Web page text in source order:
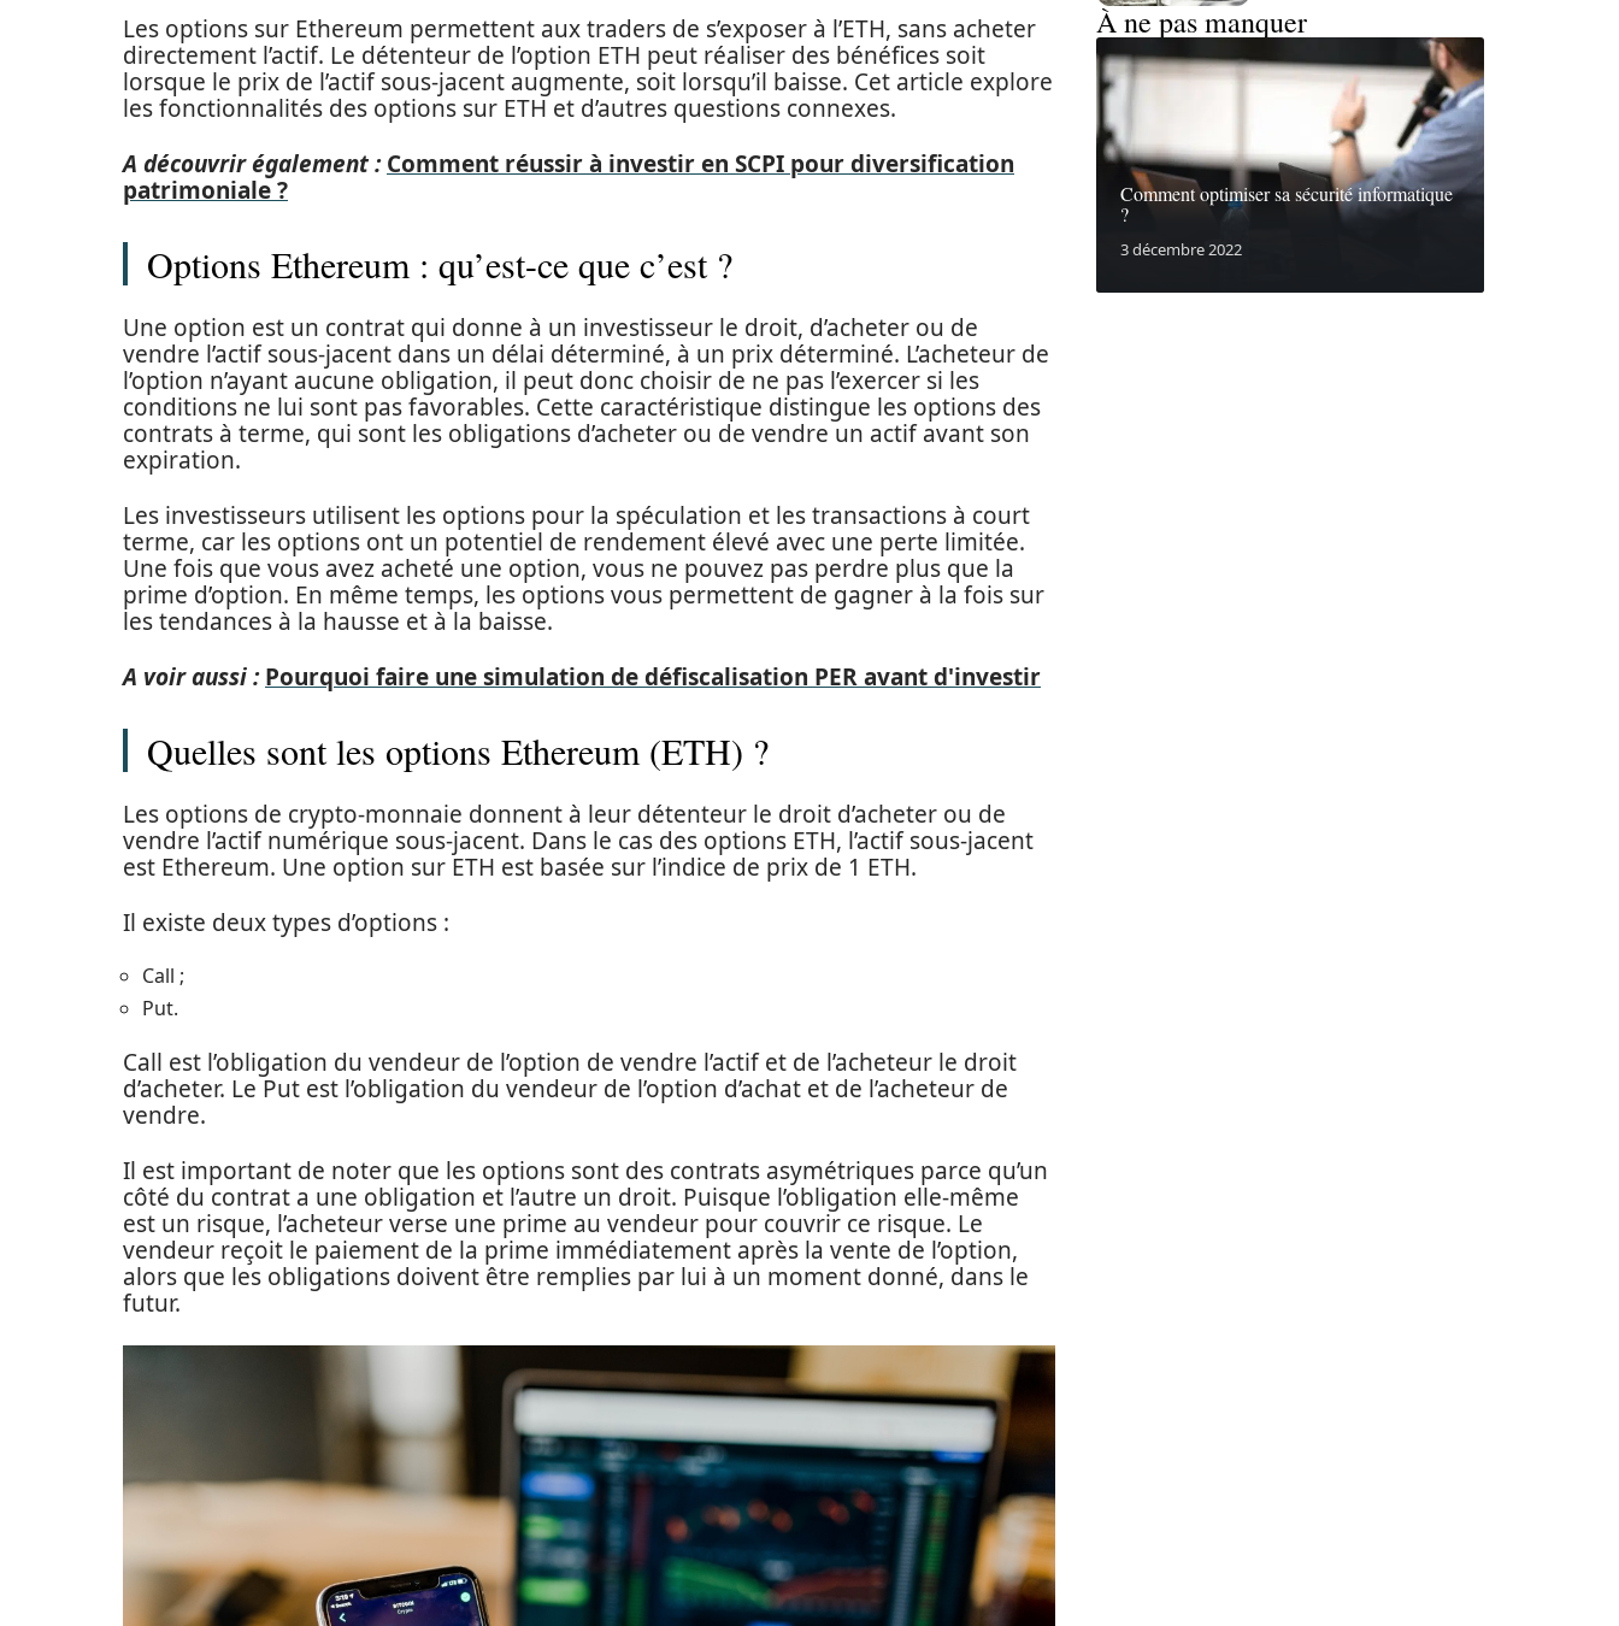
Les options sur Ethereum permettent aux traders de s’exposer à l’ETH, sans acheter
directement l’actif. Le détenteur de l’option ETH peut réaliser des bénéfices soit
lorsque le prix de l’actif sous-jacent augmente, soit lorsqu’il baisse. Cet article explore
les fonctionnalités des options sur ETH et d’autres questions connexes.
A découvrir également : Comment réussir à investir en SCPI pour diversification
patrimoniale ?
Options Ethereum : qu’est-ce que c’est ?
Une option est un contrat qui donne à un investisseur le droit, d’acheter ou de
vendre l’actif sous-jacent dans un délai déterminé, à un prix déterminé. L’acheteur de
l’option n’ayant aucune obligation, il peut donc choisir de ne pas l’exercer si les
conditions ne lui sont pas favorables. Cette caractéristique distingue les options des
contrats à terme, qui sont les obligations d’acheter ou de vendre un actif avant son
expiration.
Les investisseurs utilisent les options pour la spéculation et les transactions à court
terme, car les options ont un potentiel de rendement élevé avec une perte limitée.
Une fois que vous avez acheté une option, vous ne pouvez pas perdre plus que la
prime d’option. En même temps, les options vous permettent de gagner à la fois sur
les tendances à la hausse et à la baisse.
A voir aussi : Pourquoi faire une simulation de défiscalisation PER avant d'investir
Quelles sont les options Ethereum (ETH) ?
Les options de crypto-monnaie donnent à leur détenteur le droit d’acheter ou de
vendre l’actif numérique sous-jacent. Dans le cas des options ETH, l’actif sous-jacent
est Ethereum. Une option sur ETH est basée sur l’indice de prix de 1 ETH.
Il existe deux types d’options :
Call ;
Put.
Call est l’obligation du vendeur de l’option de vendre l’actif et de l’acheteur le droit
d’acheter. Le Put est l’obligation du vendeur de l’option d’achat et de l’acheteur de
vendre.
Il est important de noter que les options sont des contrats asymétriques parce qu’un
côté du contrat a une obligation et l’autre un droit. Puisque l’obligation elle-même
est un risque, l’acheteur verse une prime au vendeur pour couvrir ce risque. Le
vendeur reçoit le paiement de la prime immédiatement après la vente de l’option,
alors que les obligations doivent être remplies par lui à un moment donné, dans le
futur.
À ne pas manquer
Comment optimiser sa sécurité informatique
?
3 décembre 2022